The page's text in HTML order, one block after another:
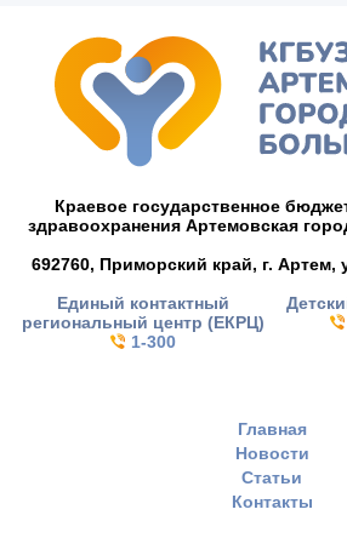
Краевое государственное
здравоохранения Артемовская
692760, Приморский край, г. Артем,
Единый контактный
региональный центр (ЕКРЦ)
1-300
Главная
Новости
Статьи
Контакты